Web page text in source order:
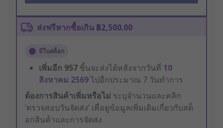
ส่งฟรีหากซื้อเกิน ฿2,500.00
มีในสต็อก
เพิ่มอีก 957 ชิ้นจะส่งได้หลังจากวันที่ 10
สิงหาคม 2569ไปอีกประมาณ 7 วันทำการ
ต้องการสินค้าเพิ่มหรือไม่ ระบุจำนวนและคลิก
‘ตรวจสอบวันจัดส่ง’ เพื่อดูข้อมูลเพิ่มเติมเกี่ยวกับสต็
อกสินค้าและการจัดส่ง